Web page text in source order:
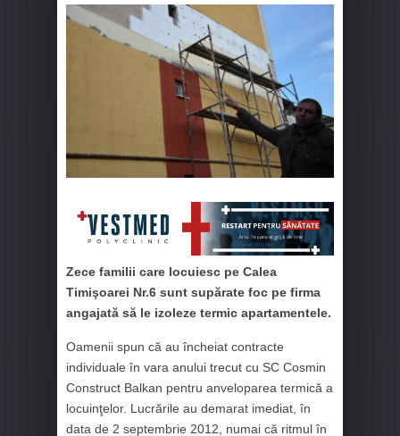
Zece familii care locuiesc pe Calea
Timişoarei Nr.6 sunt supărate foc pe firma
angajată să le izoleze termic apartamentele.
Oamenii spun că au încheiat contracte
individuale în vara anului trecut cu SC Cosmin
Construct Balkan pentru anveloparea termică a
locuinţelor. Lucrările au demarat imediat, în
data de 2 septembrie 2012, numai că ritmul în